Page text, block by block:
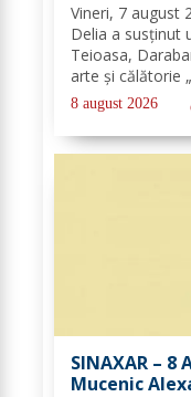
Vineri, 7 august
Delia a susținut
Teioasa,
arte și călătorie
acest colț de
călduroasă și
8 august 2026
SINAXAR –
Mucenic